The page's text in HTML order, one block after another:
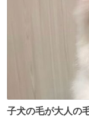
子犬の毛が大人の